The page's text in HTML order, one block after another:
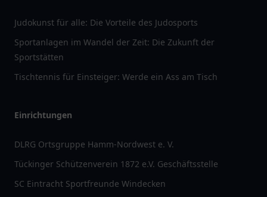
Judokunst für alle: Die Vorteile des Judosports
Sportanlagen im Wandel der Zeit: Die Zukunft der
Sportstätten
Tischtennis für Einsteiger: Werde ein Ass am Tisch
Einrichtungen
DLRG Ortsgruppe Hamm-Nordwest e. V.
Tückinger Schützenverein 1872 e.V. Geschäftsstelle
SC Eintracht Sportfreunde Windecken